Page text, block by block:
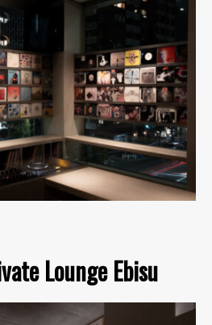
Lounge Ebisu